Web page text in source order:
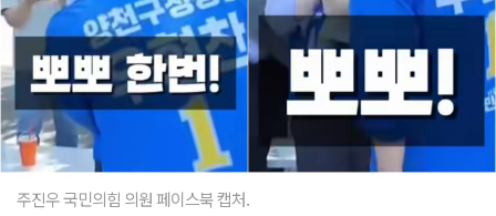
주진우 국민의힘 의원 페이스북 캡처.